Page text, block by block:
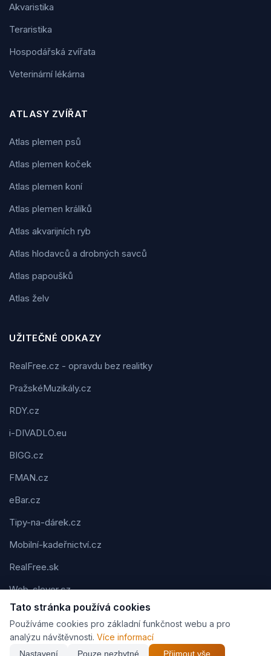
Akvaristika
Teraristika
Hospodářská zvířata
Veterinární lékárna
ATLASY ZVÍŘAT
Atlas plemen psů
Atlas plemen koček
Atlas plemen koní
Atlas plemen králíků
Atlas akvarijních ryb
Atlas hlodavců a drobných savců
Atlas papoušků
Atlas želv
UŽITEČNÉ ODKAZY
RealFree.cz - opravdu bez realitky
PražskéMuzikály.cz
RDY.cz
i-DIVADLO.eu
BIGG.cz
FMAN.cz
eBar.cz
Tipy-na-dárek.cz
Mobilní-kadeřnictví.cz
RealFree.sk
Web-clever.cz
Kvízov.cz
Karavaning.net
Tato stránka používá cookies
Používáme cookies pro základní funkčnost webu a pro
analýzu návštěvnosti. Více informací
Nastavení Pouze nezbytné Přijmout vše